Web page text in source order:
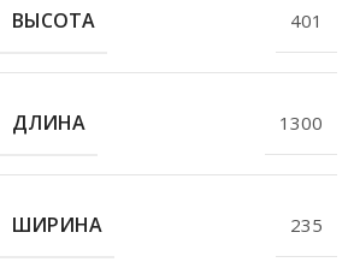
ВЫСОТА 401
ДЛИНА 1300
ШИРИНА 235